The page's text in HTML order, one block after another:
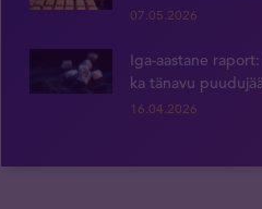
07.05.2026
Iga-aastane
ka tänavu
16.04.2026